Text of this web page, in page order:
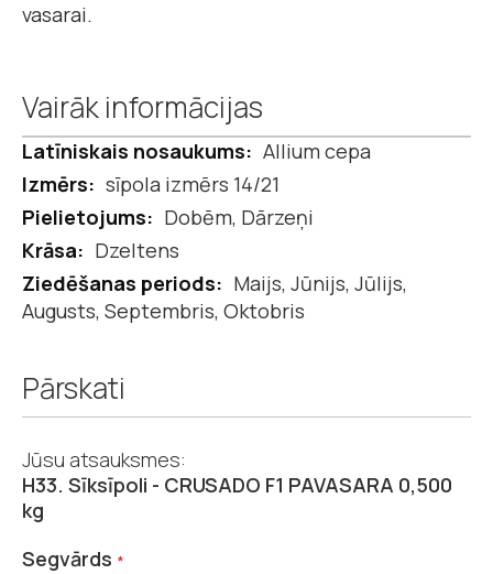
vasarai.
Vairāk informācijas
Vairāk
informācijas
Allium cepa
sīpola izmērs 14/21
Dobēm, Dārzeņi
Dzeltens
Maijs, Jūnijs, Jūlijs,
Augusts, Septembris, Oktobris
Pārskati
Jūsu atsauksmes:
H33. Sīksīpoli - CRUSADO F1 PAVASARA 0,500
kg
Segvārds